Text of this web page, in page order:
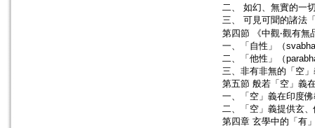
二、 如幻、無實的一
三、 可見可聞的諸法
第四節 《中觀‧觀有無
一、「自性」（
二、「他性」（
三、非有非無的「空
第五節 般若「空」義
一、「空」義在印度
二、「空」義提供玄
第四章 玄學中的「有